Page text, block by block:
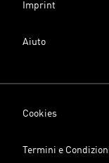
Imprint
Aiuto
Cookies
Termini e